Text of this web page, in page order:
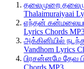
தலைமுறை
Thalaimuraiyaai
எந்தன்
Lyrics Chords
அக்கினியில்
Vandhom Lyrics
பிரசன்னமே தேவ